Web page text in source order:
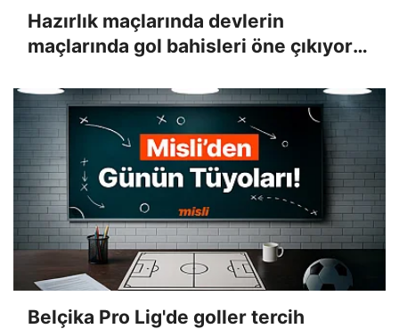
Hazırlık maçlarında devlerin
maçlarında gol bahisleri öne çıkıyor!
maçları
Belçika Pro Lig'de goller tercih